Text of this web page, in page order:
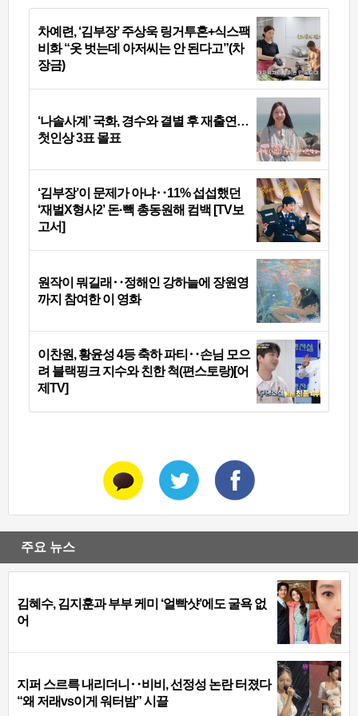
차예련, ‘김부장’ 주상욱 링거투혼+식스팩
비화 “옷 벗는데 아저씨는 안 된다고”(차
장금)
‘나솔사계’ 국화, 경수와 결별 후 재출연…
첫인상 3표 몰표
‘김부장’이 문제가 아냐‥11% 섭섭했던
‘재벌X형사2’ 돈·빽 총동원해 컴백 [TV보
고서]
원작이 뭐길래‥정해인 강하늘에 장원영
까지 참여한 이 영화
이찬원, 황윤성 4등 축하 파티‥손님 모으
려 블랙핑크 지수와 친한 척(편스토랑)[어
제TV]
주요 뉴스
김혜수, 김지훈과 부부 케미 ‘얼빡샷’에도 굴욕 없
어
지퍼 스르륵 내리더니‥비비, 선정성 논란 터졌다
“왜 저래vs이게 워터밤” 시끌